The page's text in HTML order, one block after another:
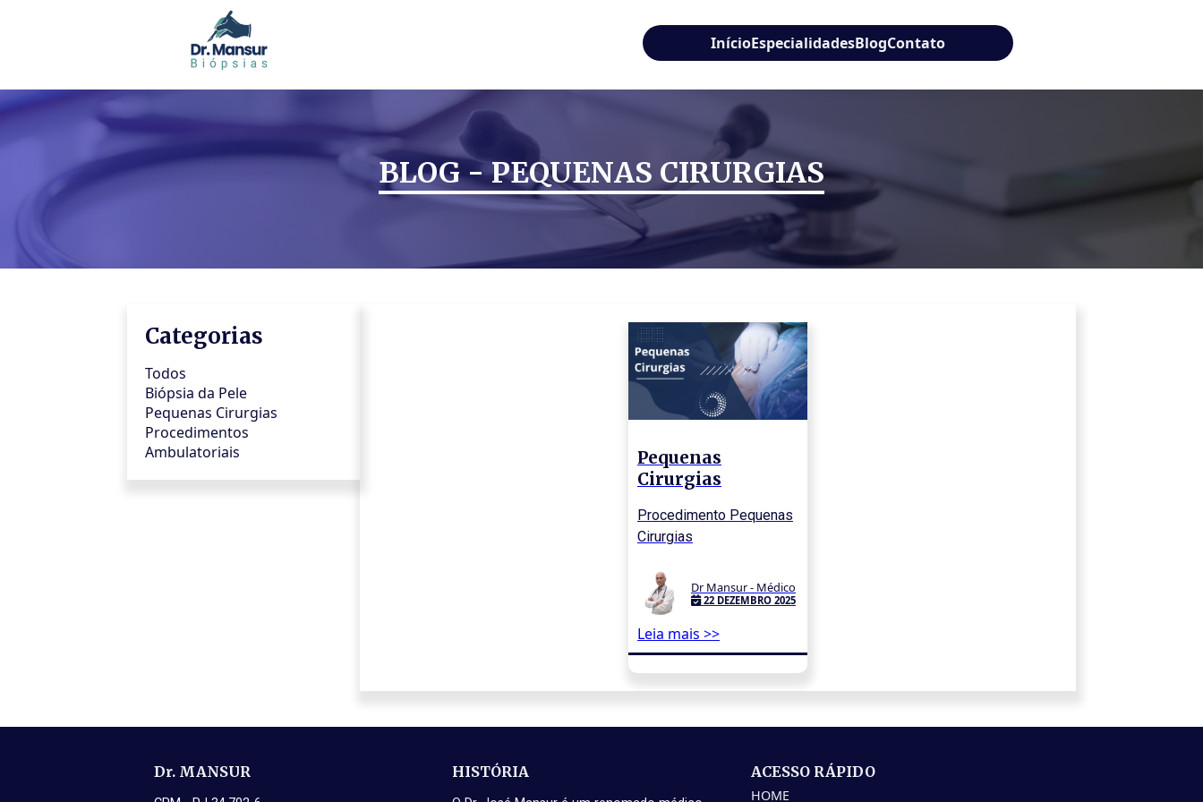
InícioEspecialidadesBlogContato
BLOG - PEQUENAS CIRURGIAS
Categorias
Todos
Biópsia da Pele
Pequenas Cirurgias
Procedimentos
Ambulatoriais
Pequenas
Cirurgias
Procedimento Pequenas
Cirurgias
Dr Mansur - Médico
22 DEZEMBRO 2025
Leia mais >>
Dr. MANSUR HISTÓRIA ACESSO RÁPIDO
HOME